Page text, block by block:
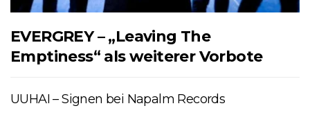
EVERGREY – „Leaving The
Emptiness“ als weiterer Vorbote
UUHAI – Signen bei Napalm Records